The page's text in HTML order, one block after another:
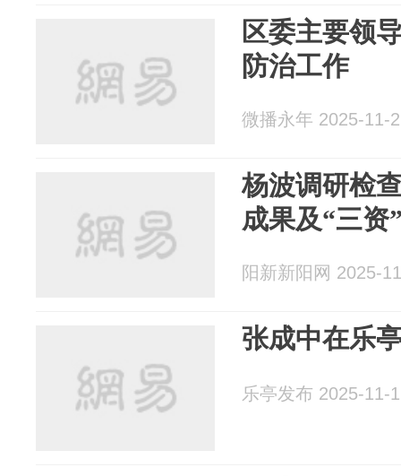
区委主要领
防治工作
微播永年 2025-11-
杨波调研检
成果及“三资
阳新新阳网 2025-
张成中在乐
乐亭发布 2025-11-